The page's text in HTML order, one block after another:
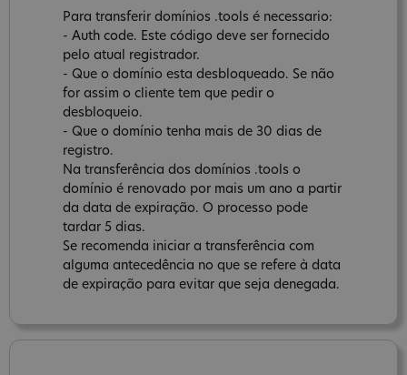
Para transferir domínios .tools é necessario:
- Auth code. Este código deve ser fornecido
pelo atual registrador.
- Que o domínio esta desbloqueado. Se não
for assim o cliente tem que pedir o
desbloqueio.
- Que o domínio tenha mais de 30 dias de
registro.
Na transferência dos domínios .tools o
domínio é renovado por mais um ano a partir
da data de expiração. O processo pode
tardar 5 dias.
Se recomenda iniciar a transferência com
alguma antecedência no que se refere à data
de expiração para evitar que seja denegada.